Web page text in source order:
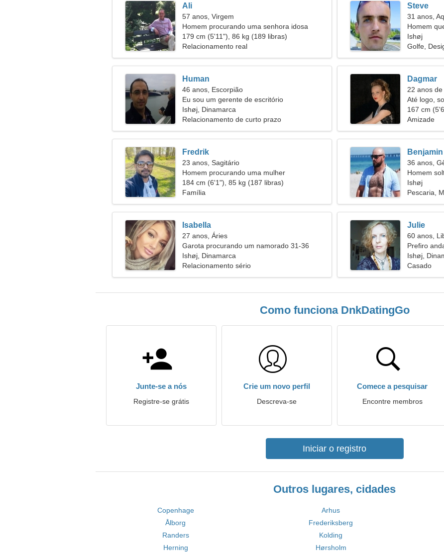
Ali
57 anos, Virgem
Homem procurando uma senhora idosa
179 cm (5'11"), 86 kg (189 libras)
Relacionamento real
Steve
31 anos,
Homem
Ishøj
Golfe,
Human
46 anos, Escorpião
Eu sou um gerente de escritório
Ishøj, Dinamarca
Relacionamento de curto prazo
Dagmar
22 anos
Até logo,
167 cm
Amizade
Fredrik
23 anos, Sagitário
Homem procurando uma mulher
184 cm (6'1"), 85 kg (187 libras)
Família
Benjamin
36 anos,
Homem
31
Ishøj
Pescaria,
Isabella
27 anos, Áries
Garota procurando um namorado 31-36
Ishøj, Dinamarca
Relacionamento sério
Julie
60 anos,
Prefiro
Ishøj,
Casado
Como funciona DnkDatingGo
Junte-se a nós
Registre-se grátis
Crie um novo perfil
Descreva-se
Comece a pesquisar
Encontre membros
Iniciar o registro
Outros lugares, cidades
Copenhage Arhus
Ålborg
Frederiksberg
Randers
Kolding
Herning
Hørsholm